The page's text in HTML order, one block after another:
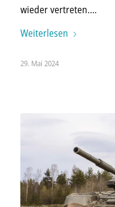
wieder vertreten.…
Weiterlesen
29. Mai 2024